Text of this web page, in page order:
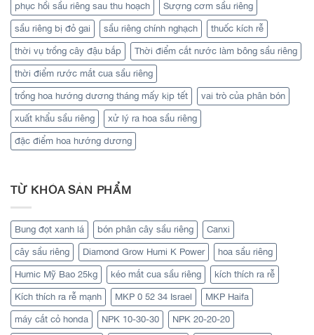
phục hồi sầu riêng sau thu hoạch Sượng cơm sầu riêng
sầu riêng bị đỏ gai sầu riêng chính nghạch thuốc kích rễ
thời vụ trồng cây đậu bắp Thời điểm cắt nước làm bông sầu riêng
thời điểm rước mắt cua sầu riêng
trồng hoa hướng dương tháng mấy kịp tết vai trò của phân bón
xuất khẩu sầu riêng xử lý ra hoa sầu riêng
đặc điểm hoa hướng dương
TỪ KHÓA SẢN PHẨM
Bung đọt xanh lá bón phân cây sầu riêng Canxi
cây sầu riêng Diamond Grow Humi K Power hoa sầu riêng
Humic Mỹ Bao 25kg kéo mắt cua sầu riêng kích thích ra rễ
Kích thích ra rễ mạnh MKP 0 52 34 Israel MKP Haifa
máy cắt cỏ honda NPK 10-30-30 NPK 20-20-20